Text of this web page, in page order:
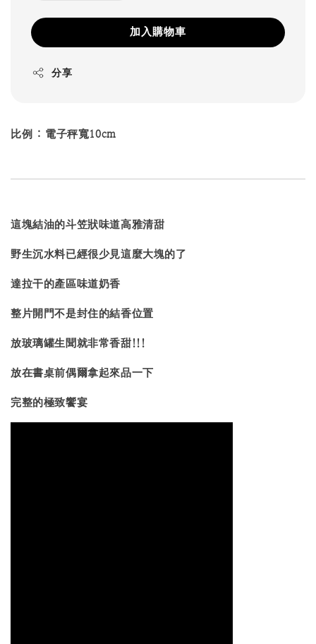
加入購物車
分享
比例 : 電子秤寬10cm
這塊結油的斗笠狀味道高雅清甜
野生沉水料已經很少見這麼大塊的了
達拉干的產區味道奶香
整片開門不是封住的結香位置
放玻璃罐生聞就非常香甜!!!
放在書桌前偶爾拿起來品一下
完整的極致饗宴